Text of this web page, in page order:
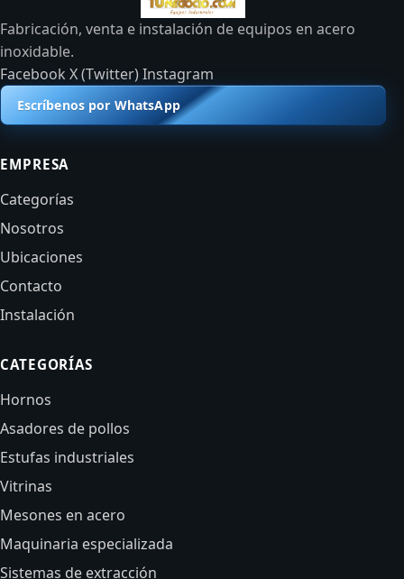
Fabricación, venta e instalación de equipos en acero
inoxidable.
FacebookX (Twitter)Instagram
Escríbenos por WhatsApp
EMPRESA
Categorías
Nosotros
Ubicaciones
Contacto
Instalación
CATEGORÍAS
Hornos
Asadores de pollos
Estufas industriales
Vitrinas
Mesones en acero
Maquinaria especializada
Sistemas de extracción